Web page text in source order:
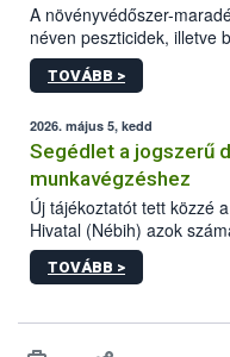
A növényvédőszer-
néven peszticidek, illetve
melyek a terményekben
szüretelést, illetve tárolást
mennyiségének
lennie. Nem minden
Azokban az
általában csak nagyon kis
jelenthetnek kockázatot a
TOVÁBB >
2026. május 5, kedd
Segédlet a jogszerű
munkavégzéshez
Új tájékoztatót tett közzé
Hivatal (Nébih) azok
növényvédelmi vagy
végezni Magyarországon.
műszaki és hatósági
TOVÁBB >